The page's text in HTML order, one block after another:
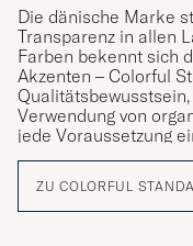
Skön och sitter
ANTON L
Tröja och shorts
Snygg färg på
JAN E GEKAUFT
Die dänische Marke
Transparenz in allen
Farben bekennt sich
Akzenten – Colorful
Verwendung von
jede Voraussetzung
Die im Jahr 2017
ZU COLORFUL